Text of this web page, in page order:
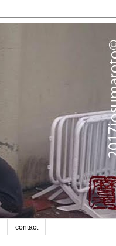
contact